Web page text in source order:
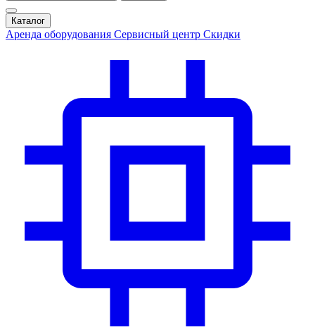
Каталог
Аренда оборудования Сервисный центр Скидки